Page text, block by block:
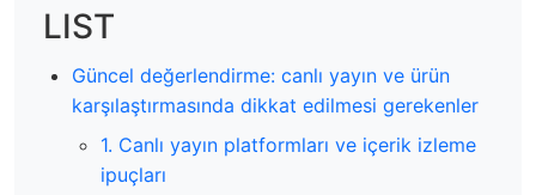
LIST
Güncel değerlendirme: canlı yayın ve ürün
karşılaştırmasında dikkat edilmesi gerekenler
1. Canlı yayın platformları ve içerik izleme
ipuçları